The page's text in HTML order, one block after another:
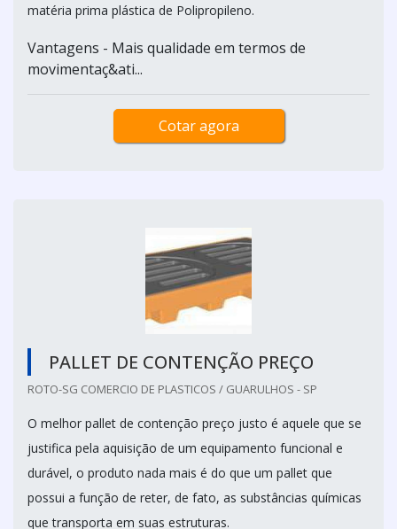
matéria prima plástica de Polipropileno.
Vantagens - Mais qualidade em termos de
movimentaç&ati...
Cotar agora
PALLET DE CONTENÇÃO PREÇO
ROTO-SG COMERCIO DE PLASTICOS / GUARULHOS - SP
O melhor pallet de contenção preço justo é aquele que se
justifica pela aquisição de um equipamento funcional e
durável, o produto nada mais é do que um pallet que
possui a função de reter, de fato, as substâncias químicas
que transporta em suas estruturas.